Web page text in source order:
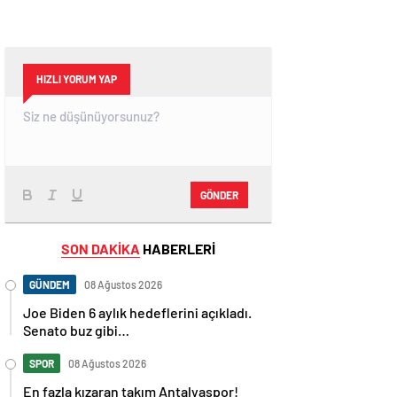
HIZLI YORUM YAP
GÖNDER
SON DAKİKA HABERLERİ
GÜNDEM 08 Ağustos 2026
Joe Biden 6 aylık hedeflerini açıkladı.
Senato buz gibi…
SPOR 08 Ağustos 2026
En fazla kızaran takım Antalyaspor!